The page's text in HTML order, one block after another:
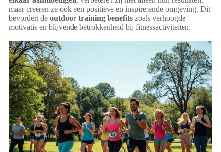
maar creëren ze ook een positieve en inspirerende omgeving. Dit
bevordert de outdoor training benefits zoals verhoogde
motivatie en blijvende betrokkenheid bij fitnessactiviteiten.